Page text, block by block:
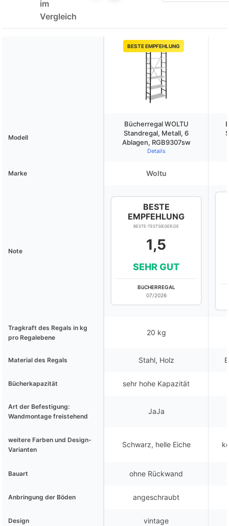
im
Vergleich
BESTE EMPFEHLUNG
Modell
Bücherregal WOLTU
Standregal, Metall, 6
Ablagen, RGB9307sw
Details
Marke Woltu
Note
BESTE
EMPFEHLUNG
BESTE-TESTSIEGER.DE
1,5
SEHR GUT
BüCHERREGAL
07/2026
Tragkraft des Regals in kg
pro Regalebene
20 kg
Material des Regals Stahl, Holz
Bücherkapazität sehr hohe Kapazität
Art der Befestigung:
Wandmontage freistehend
JaJa
weitere Farben und Design-
Varianten
Schwarz, helle Eiche
Bauart ohne Rückwand
Anbringung der Böden angeschraubt
Design vintage